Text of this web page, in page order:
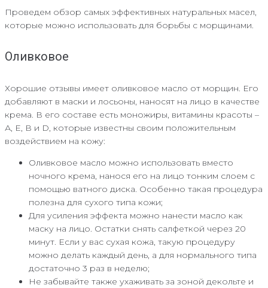
Проведем обзор самых эффективных натуральных масел,
которые можно использовать для борьбы с морщинами.
Оливковое
Хорошие отзывы имеет оливковое масло от морщин. Его
добавляют в маски и лосьоны, наносят на лицо в качестве
крема. В его составе есть моножиры, витамины красоты –
А, Е, В и D, которые известны своим положительным
воздействием на кожу:
Оливковое масло можно использовать вместо
ночного крема, нанося его на лицо тонким слоем с
помощью ватного диска. Особенно такая процедура
полезна для сухого типа кожи;
Для усиления эффекта можно нанести масло как
маску на лицо. Остатки снять салфеткой через 20
минут. Если у вас сухая кожа, такую процедуру
можно делать каждый день, а для нормального типа
достаточно 3 раз в неделю;
Не забывайте также ухаживать за зоной декольте и